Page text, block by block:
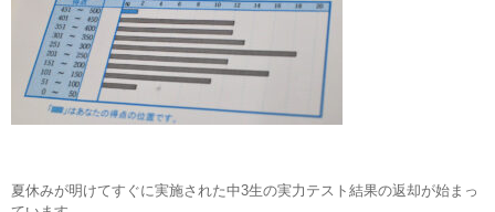
夏休みが明けてすぐに実施された中3生の実力テスト結果の返却が始まっ